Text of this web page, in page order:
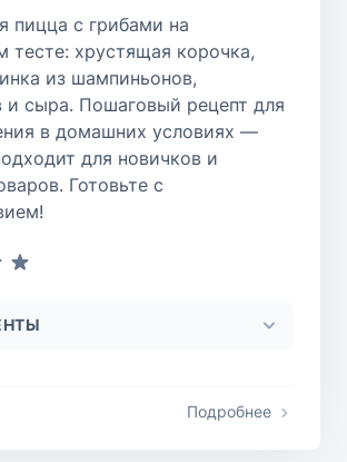
пицца с грибами на
хрустящая корочка,
из шампиньонов,
и сыра. Пошаговый рецепт для
в домашних условиях —
для новичков и
Готовьте с
Подробнее